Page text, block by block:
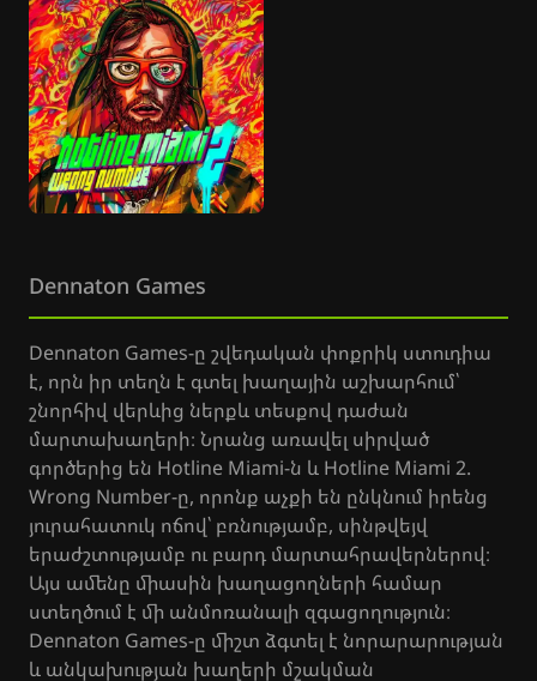
Dennaton Games
Dennaton Games-ը շվեդական փոքրիկ ստուդիա
է, որն իր տեղն է գտել խաղային աշխարհում՝
շնորհիվ վերևից ներքև տեսքով դաժան
մարտախաղերի։ Նրանց առավել սիրված
գործերից են Hotline Miami-ն և Hotline Miami 2.
Wrong Number-ը, որոնք աչքի են ընկնում իրենց
յուրահատուկ ոճով՝ բռնությամբ, սինթվեյվ
երաժշտությամբ ու բարդ մարտահրավերներով։
Այս ամենը միասին խաղացողների համար
ստեղծում է մի անմոռանալի զգացողություն։
Dennaton Games-ը միշտ ձգտել է նորարարության
և անկախության խաղերի մշակման